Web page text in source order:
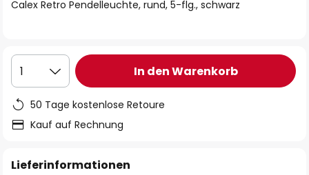
Calex Retro Pendelleuchte, rund, 5-flg., schwarz
1 In den Warenkorb
50 Tage kostenlose Retoure
Kauf auf Rechnung
Lieferinformationen